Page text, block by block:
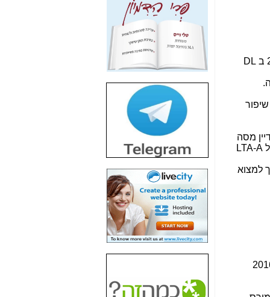
"יש אפליה בחקירה"?
חשיפה: למה השר
משה כחלון לא נחקר
עד היום? -
כאן
חשיפת חשד לשחיתות
הדומה לזו של "תיק
הסלולר -
חשיפת מה שלא
רוצים שתדעו בעניין
פריסת אנלימיטד
(בניחוח בלתי נסבל) -
כאן
חשיפה: איוב קרא
אישר לקבוצת סלקום
בדיוק מה שביבי אישר
כאן
האם השר איוב קרא
היה צריך בכלל לחתום
על האישור, שנתן
האם ביבי וקרא קבלו